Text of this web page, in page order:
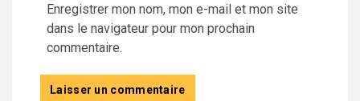
Enregistrer mon nom, mon e-mail et mon site
dans le navigateur pour mon prochain
commentaire.